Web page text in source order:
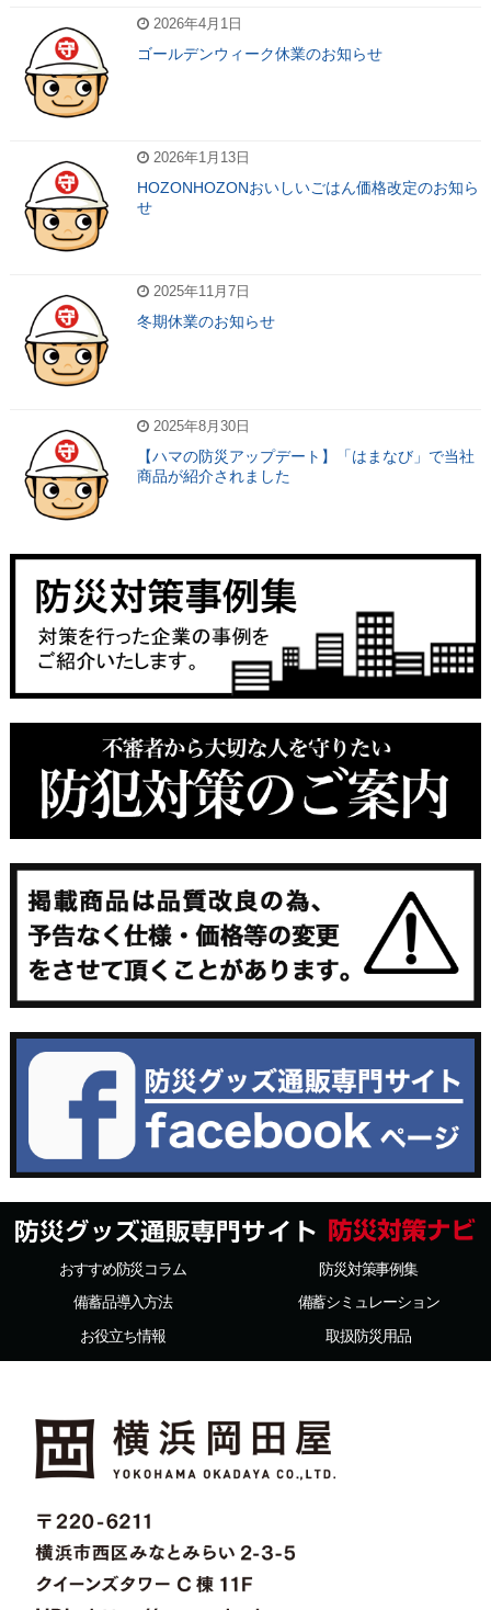
2026年4月1日
ゴールデンウィーク休業のお知らせ
2026年1月13日
HOZONHOZONおいしいごはん価格改定のお知ら
せ
2025年11月7日
冬期休業のお知らせ
2025年8月30日
【ハマの防災アップデート】「はまなび」で当社
商品が紹介されました
おすすめ防災コラム
防災対策事例集
備蓄品導入方法
備蓄シミュレーション
お役立ち情報
取扱防災用品